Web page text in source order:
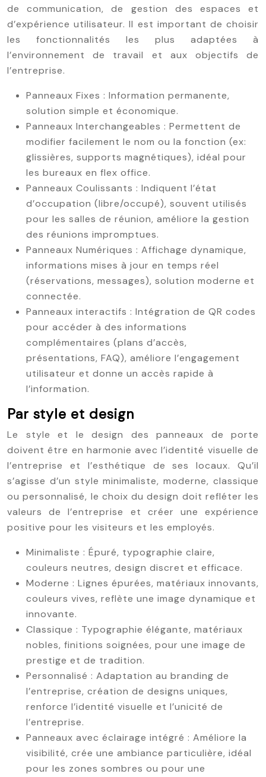
de communication, de gestion des espaces et
d’expérience utilisateur. Il est important de choisir
les fonctionnalités les plus adaptées à
l’environnement de travail et aux objectifs de
l’entreprise.
Panneaux Fixes : Information permanente,
solution simple et économique.
Panneaux Interchangeables : Permettent de
modifier facilement le nom ou la fonction (ex:
glissières, supports magnétiques), idéal pour
les bureaux en flex office.
Panneaux Coulissants : Indiquent l’état
d’occupation (libre/occupé), souvent utilisés
pour les salles de réunion, améliore la gestion
des réunions impromptues.
Panneaux Numériques : Affichage dynamique,
informations mises à jour en temps réel
(réservations, messages), solution moderne et
connectée.
Panneaux interactifs : Intégration de QR codes
pour accéder à des informations
complémentaires (plans d’accès,
présentations, FAQ), améliore l’engagement
utilisateur et donne un accès rapide à
l’information.
Par style et design
Le style et le design des panneaux de porte
doivent être en harmonie avec l’identité visuelle de
l’entreprise et l’esthétique de ses locaux. Qu’il
s’agisse d’un style minimaliste, moderne, classique
ou personnalisé, le choix du design doit refléter les
valeurs de l’entreprise et créer une expérience
positive pour les visiteurs et les employés.
Minimaliste : Épuré, typographie claire,
couleurs neutres, design discret et efficace.
Moderne : Lignes épurées, matériaux innovants,
couleurs vives, reflète une image dynamique et
innovante.
Classique : Typographie élégante, matériaux
nobles, finitions soignées, pour une image de
prestige et de tradition.
Personnalisé : Adaptation au branding de
l’entreprise, création de designs uniques,
renforce l’identité visuelle et l’unicité de
l’entreprise.
Panneaux avec éclairage intégré : Améliore la
visibilité, crée une ambiance particulière, idéal
pour les zones sombres ou pour une